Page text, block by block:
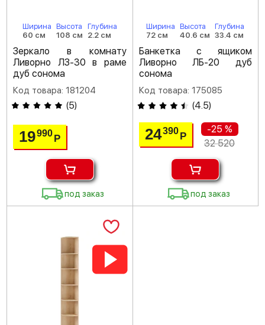
Ширина
60 см
Высота
108 см
Глубина
2.2 см
Зеркало в комнату
Ливорно ЛЗ-30 в раме
дуб сонома
Код товара: 181204
(5)
19990Р
под заказ
Ширина
72 см
Высота
40.6 см
Глубина
33.4 см
Банкетка с ящиком
Ливорно ЛБ-20 дуб
сонома
Код товара: 175085
(4.5)
24390 Р
-25 %
32 520
под заказ